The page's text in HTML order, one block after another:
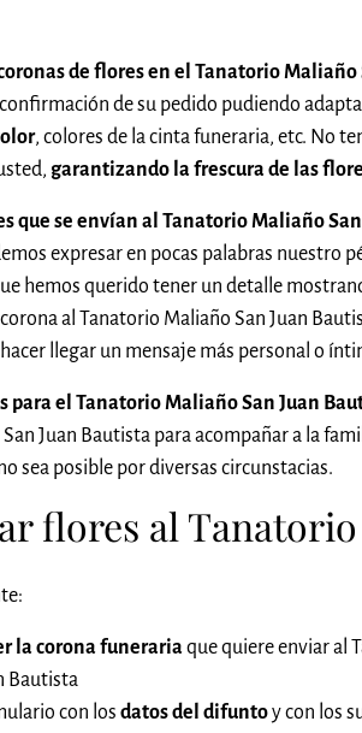
de flores en el Tanatorio Maliaño
de su pedido pudiendo
, colores de la cinta funeraria, etc. No
garantizando la frescura de las
que se envían al Tanatorio Maliaño
expresar en pocas palabras nuestro
hemos querido tener un detalle
al Tanatorio Maliaño San Juan
llegar un mensaje más personal o
para el Tanatorio Maliaño San Juan
Juan Bautista para acompañar a la
sea posible por diversas circunstacias.
flores al
la corona funerariaque quiere enviar al
Bautista
con los datos del difuntoy con los